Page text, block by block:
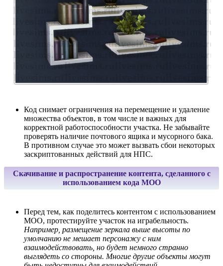
Код снимает ограничения на перемещение и удаление
множества объектов, в том числе и важных для
корректной работоспособности участка. Не забывайте
проверять наличие почтового ящика и мусорного бака.
В противном случае это может вызвать сбои некоторых
заскриптованных действий для НПС.
Скачивание и распространение контента, сделанного с
использованием кода MOO
Перед тем, как поделитесь контентом с использованием
MOO, протестируйте участок на играбельность.
Например, размещение зеркала выше высоты по
умолчанию не мешает персонажу с ним
взаимодействовать, но будет немного странно
выглядеть со стороны. Многие другие объекты могут